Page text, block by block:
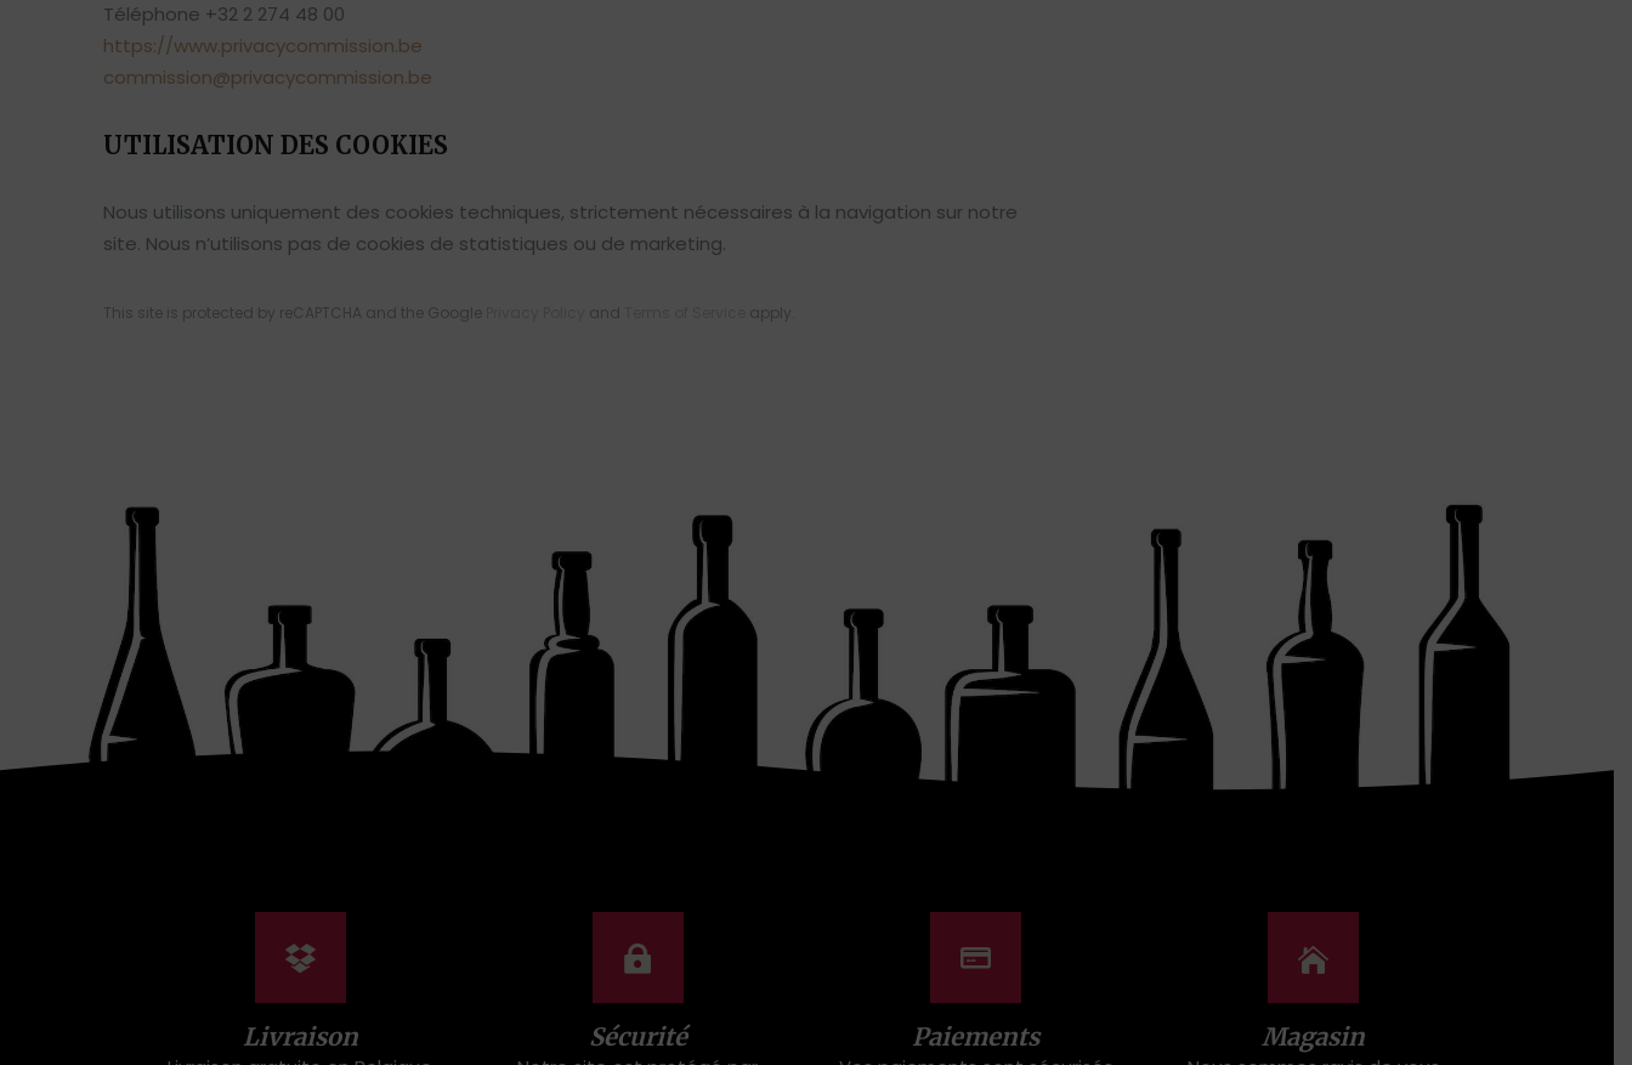
Téléphone +32 2 274 48 00
https://www.privacycommission.be
commission@privacycommission.be
UTILISATION DES COOKIES
Nous utilisons uniquement des cookies techniques, strictement nécessaires à la navigation sur notre
site. Nous n’utilisons pas de cookies de statistiques ou de marketing.
This site is protected by reCAPTCHA and the Google and apply.
Livraison Sécurité Paiements Magasin